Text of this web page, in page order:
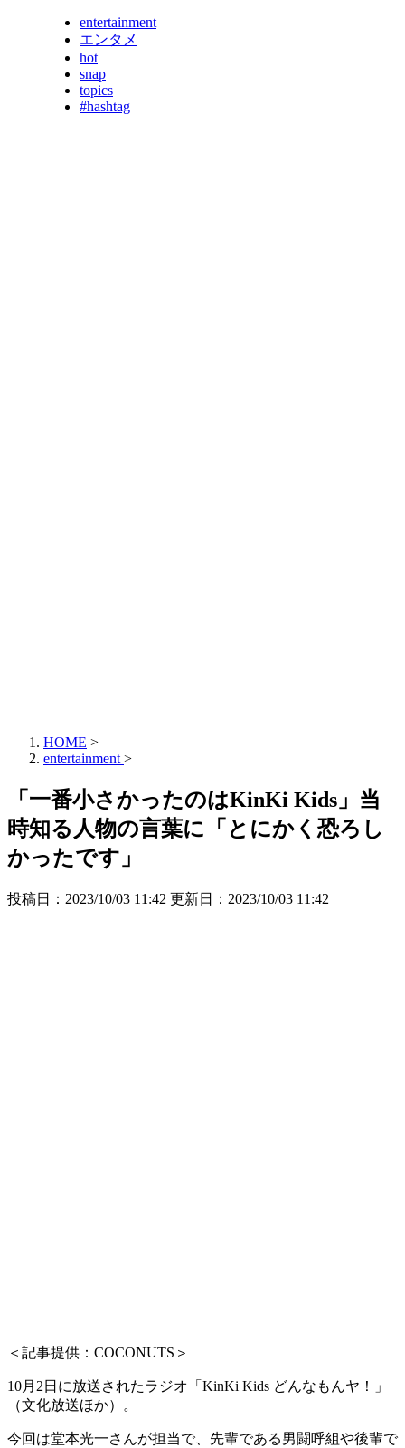
entertainment
エンタメ
hot
snap
topics
#hashtag
HOME >
entertainment >
「一番小さかったのはKinKi Kids」当
時知る人物の言葉に「とにかく恐ろし
かったです」
投稿日：2023/10/03 11:42 更新日： 2023/10/03 11:42
＜記事提供：COCONUTS＞
10月2日に放送されたラジオ「KinKi Kids どんなもんヤ！」
（文化放送ほか）。
今回は堂本光一さんが担当で、先輩である男闘呼組や後輩で